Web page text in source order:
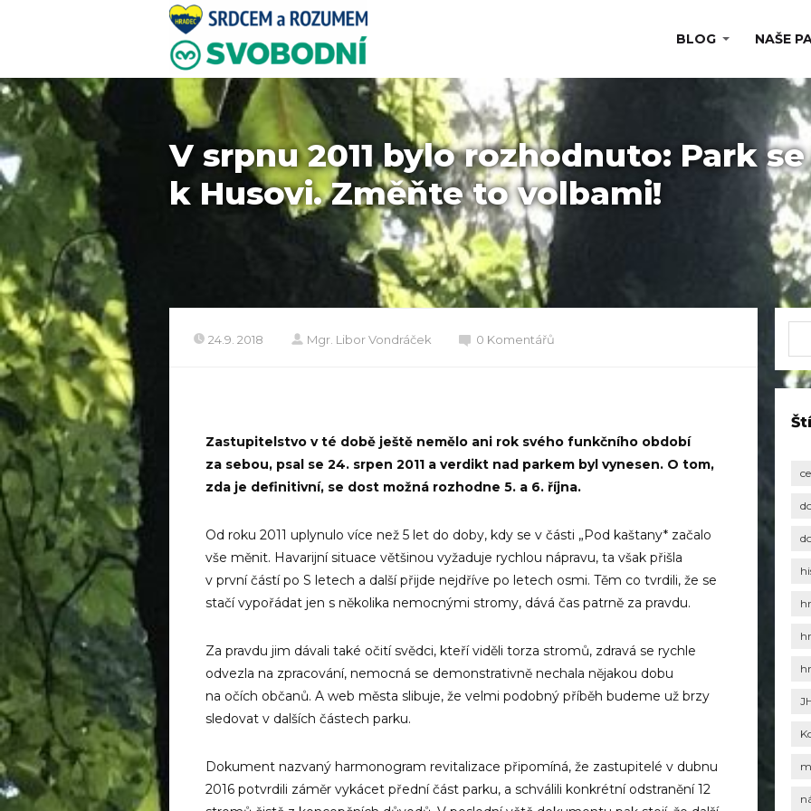
BLOG NAŠE
V srpnu 2011 bylo rozhodnuto: Park
k Husovi. Změňte to volbami!
24.9. 2018 Mgr. Libor Vondráček 0 Komentářů
Zastupitelstvo v té době ještě nemělo ani rok svého funkčního období
za sebou, psal se 24. srpen 2011 a verdikt nad parkem byl vynesen. O tom,
zda je definitivní, se dost možná rozhodne 5. a 6. října.
Od roku 2011 uplynulo více než 5 let do doby, kdy se v části „Pod kaštany* začalo
vše měnit. Havarijní situace většinou vyžaduje rychlou nápravu, ta však přišla
v první částí po S letech a další přijde nejdříve po letech osmi. Těm co tvrdili, že se
stačí vypořádat jen s několika ne­mocnými stromy, dává čas patrně za pravdu.
Za pravdu jim dávali také očití svědci, kteří viděli torza stromů, zdravá se rychle
odvezla na zpra­cování, nemocná se demonstrativně nechala nějakou dobu
na očích občanů. A web města slibuje, že velmi podobný příběh budeme už brzy
sledovat v dalších částech parku.
Dokument nazvaný harmonogram revitalizace připomíná, že zastupitelé v dubnu
2016 potvrdili záměr vykácet přední část parku, a schválili konkrétní odstranění 12